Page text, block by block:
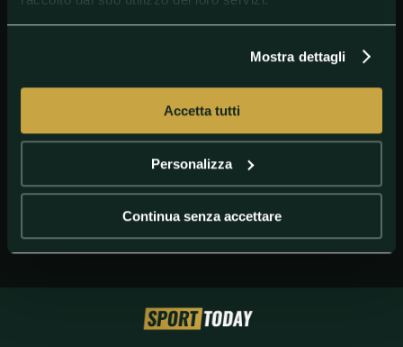
Mostra dettagli
Accetta tutti
Personalizza
Continua senza accettare
Grandi novità a Parigi 2024